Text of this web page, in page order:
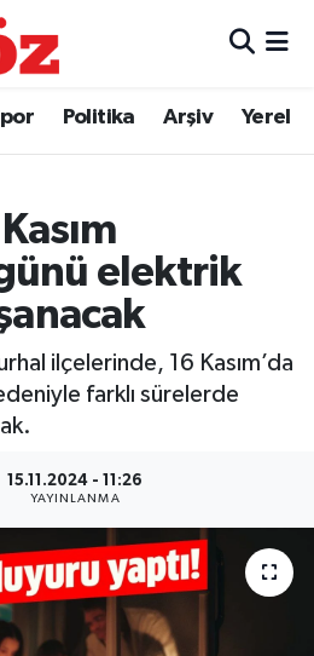
Politika Arşiv Yerel
elektrik
ilçelerinde, 16 Kasım’da
farklı sürelerde
15.11.2024 - 11:26
YAYINLANMA
ve Fikstür